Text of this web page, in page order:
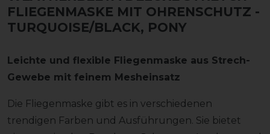
FLIEGENMASKE MIT OHRENSCHUTZ -
TURQUOISE/BLACK, PONY
Leichte und flexible Fliegenmaske aus Strech-
Gewebe mit feinem Mesheinsatz
Die Fliegenmaske gibt es in verschiedenen
trendigen Farben und Ausführungen. Sie bietet